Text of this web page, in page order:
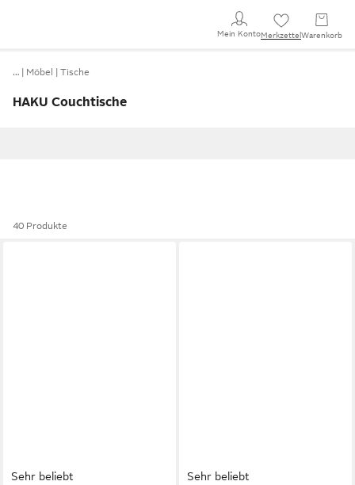
Mein KontoMerkzettel Warenkorb
… Möbel Tische
HAKU Couchtische
40 Produkte
Sehr beliebt Sehr beliebt